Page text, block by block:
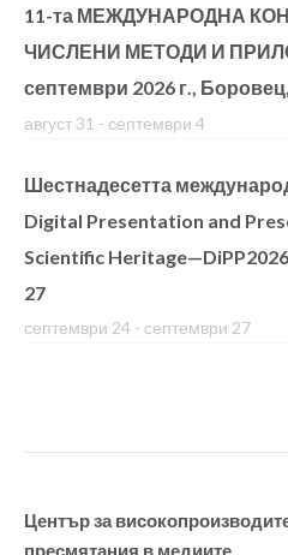
11-та МЕЖДУНАРОДНА
ЧИСЛЕНИ МЕТОДИ И
септември 2026 г.,
август 31 - септември 4
Шестнадесетта
Digital Presentation and
Scientific
27
септември 24 - септември 27
Център за